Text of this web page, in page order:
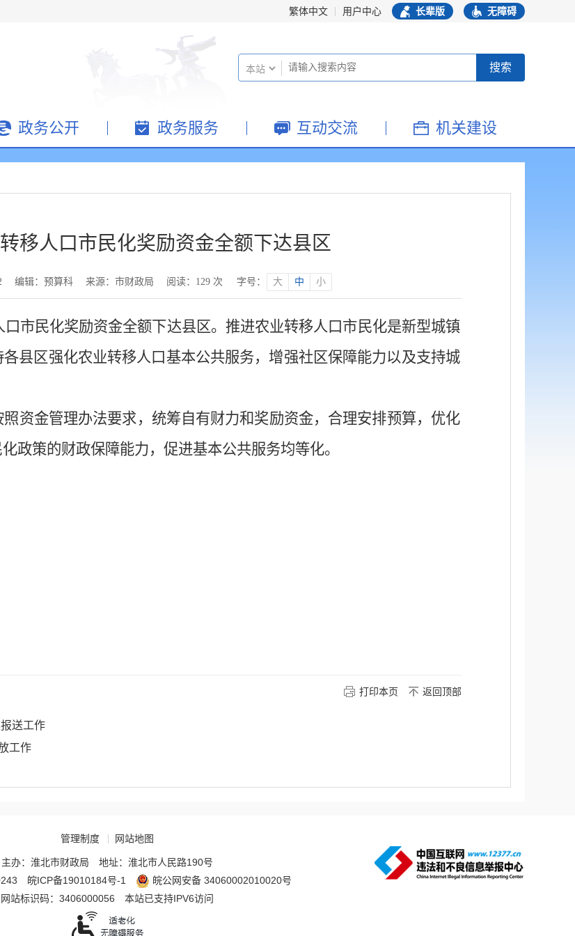
繁体中文 用户中心 长辈版 无障碍
政务公开 政务服务 互动交流 机关建设
移人口市民化奖励资金全额下达县区
编辑：预算科 来源：市财政局 阅读： 129 次 字号： 大 中 小
口市民化奖励资金全额下达县区。推进农业转移人口市民化是新型城镇
县区强化农业转移人口基本公共服务，增强社区保障能力以及支持城
资金管理办法要求，统筹自有财力和奖励资金，合理安排预算，优化
政策的财政保障能力，促进基本公共服务均等化。
打印本页 返回顶部
送工作
工作
管理制度 网站地图
主办：淮北市财政局
地址：淮北市人民路190号
皖ICP备19010184号-1
皖公网安备 34060002010020号
网站标识码：3406000056
本站已支持IPV6访问